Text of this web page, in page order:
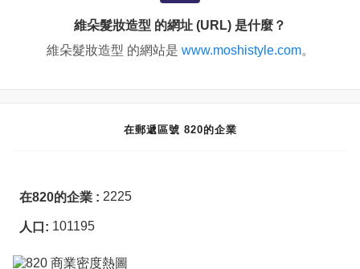
維朵髮妝造型 的網址 (URL) 是什麼？
維朵髮妝造型 的網站是 www.moshistyle.com。
在郵遞區號 820的企業
在820的企業 : 2225
人口: 101195